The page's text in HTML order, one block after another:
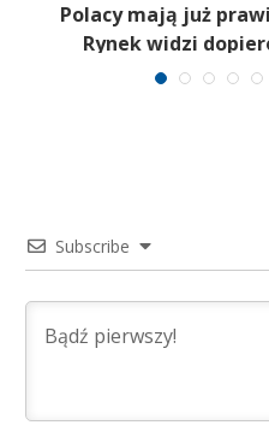
Polacy mają już
Rynek widzi
Subscribe